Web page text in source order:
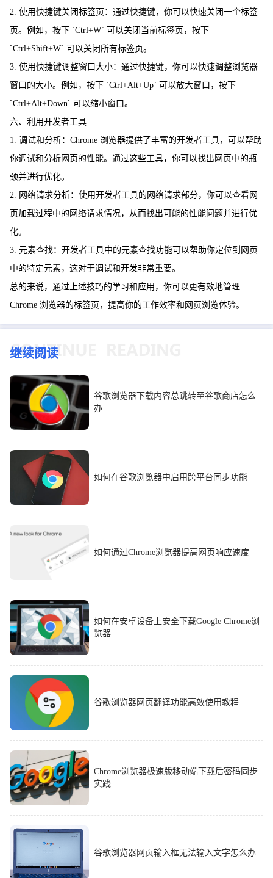
2. 使用快捷键关闭标签页：通过快捷键，你可以快速关闭一个标签
页。例如，按下 `Ctrl+W` 可以关闭当前标签页，按下
`Ctrl+Shift+W` 可以关闭所有标签页。
3. 使用快捷键调整窗口大小：通过快捷键，你可以快速调整浏览器
窗口的大小。例如，按下 `Ctrl+Alt+Up` 可以放大窗口，按下
`Ctrl+Alt+Down` 可以缩小窗口。
六、利用开发者工具
1. 调试和分析：Chrome 浏览器提供了丰富的开发者工具，可以帮助
你调试和分析网页的性能。通过这些工具，你可以找出网页中的瓶
颈并进行优化。
2. 网络请求分析：使用开发者工具的网络请求部分，你可以查看网
页加载过程中的网络请求情况，从而找出可能的性能问题并进行优
化。
3. 元素查找：开发者工具中的元素查找功能可以帮助你定位到网页
中的特定元素，这对于调试和开发非常重要。
总的来说，通过上述技巧的学习和应用，你可以更有效地管理
Chrome 浏览器的标签页，提高你的工作效率和网页浏览体验。
继续阅读
谷歌浏览器下载内容总跳转至谷歌商店怎么
办
如何在谷歌浏览器中启用跨平台同步功能
如何通过Chrome浏览器提高网页响应速度
如何在安卓设备上安全下载Google Chrome浏
览器
谷歌浏览器网页翻译功能高效使用教程
Chrome浏览器极速版移动端下载后密码同步
实践
谷歌浏览器网页输入框无法输入文字怎么办